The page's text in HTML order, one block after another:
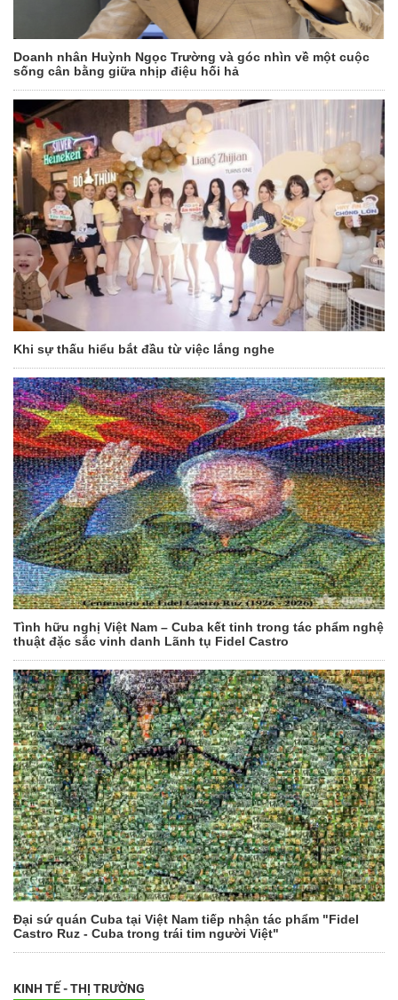
Doanh nhân Huỳnh Ngọc Trường và góc nhìn về một cuộc
sống cân bằng giữa nhịp điệu hối hả
Khi sự thấu hiểu bắt đầu từ việc lắng nghe
Tình hữu nghị Việt Nam – Cuba kết tinh trong tác phẩm nghệ
thuật đặc sắc vinh danh Lãnh tụ Fidel Castro
Đại sứ quán Cuba tại Việt Nam tiếp nhận tác phẩm "Fidel
Castro Ruz - Cuba trong trái tim người Việt"
KINH TẾ - THỊ TRƯỜNG